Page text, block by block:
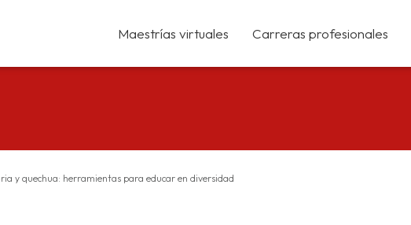
Maestrías virtuales Carreras profesionales
y quechua: herramientas para educar en diversidad